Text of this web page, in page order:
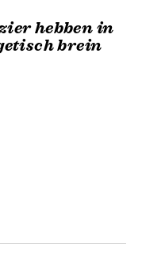
hebben in
brein